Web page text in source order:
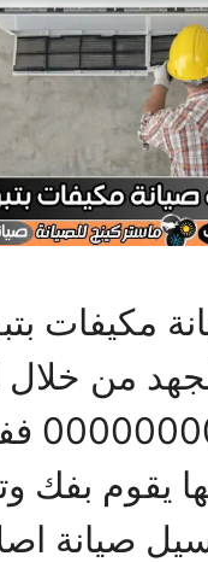
مكيفات
من خلال
علي
يقوم بفك
صيانة